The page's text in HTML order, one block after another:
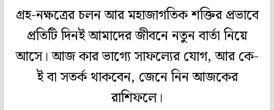
গ্রহ-নক্ষত্রের চলন আর মহাজাগতিক শক্তির প্রভাবে
প্রতিটি দিনই আমাদের জীবনে নতুন বার্তা নিয়ে
আসে। আজ কার ভাগ্যে সাফল্যের যোগ, আর কে-
ই বা সতর্ক থাকবেন, জেনে নিন আজকের
রাশিফলে।